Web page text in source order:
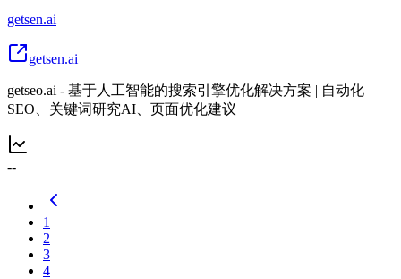
getsen.ai
getsen.ai
getseo.ai - 基于人工智能的搜索引擎优化解决方案 | 自动化
SEO、关键词研究AI、页面优化建议
--
1
2
3
4